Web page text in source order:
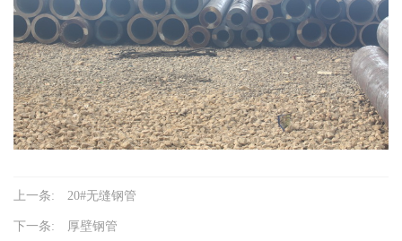
上一条: 20#无缝钢管
下一条: 厚壁钢管